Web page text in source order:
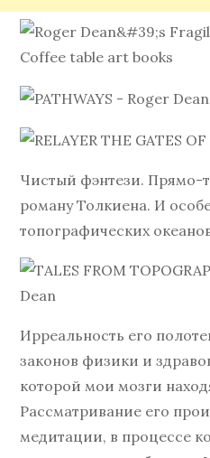
Чистый фэнтези. Прямо-
роману Толкиена. И
топографических
Ирреальность его
законов физики и
которой мои мозги
Рассматривание его
медитации, в процессе